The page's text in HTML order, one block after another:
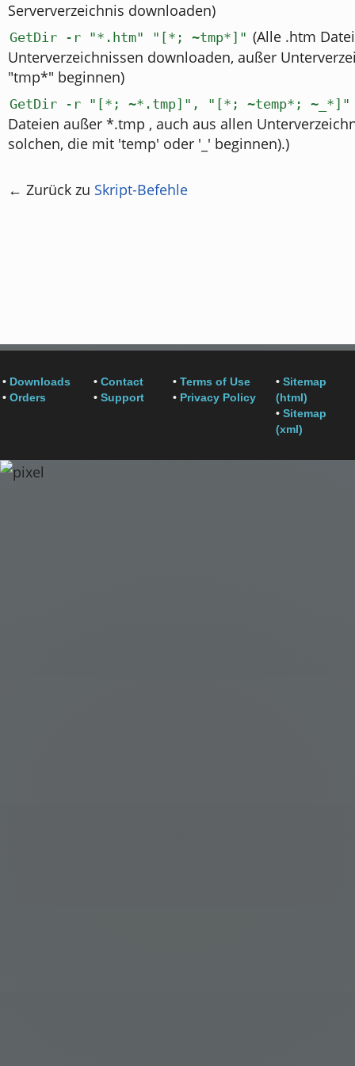
Serververzeichnis downloaden)
GetDir -r "*.htm" "[*; ~tmp*]" (Alle .htm
Unterverzeichnissen downloaden, außer
"tmp*" beginnen)
GetDir -r "[*; ~*.tmp]", "[*; ~temp*; ~_*]"
Dateien außer *.tmp , auch aus allen
solchen, die mit 'temp' oder '_' beginnen).)
← Zurück zu Skript-Befehle
• Downloads
• Orders
• Contact
• Support
• Terms of Use
• Privacy Policy
• Sitemap
(html)
• Sitemap
(xml)